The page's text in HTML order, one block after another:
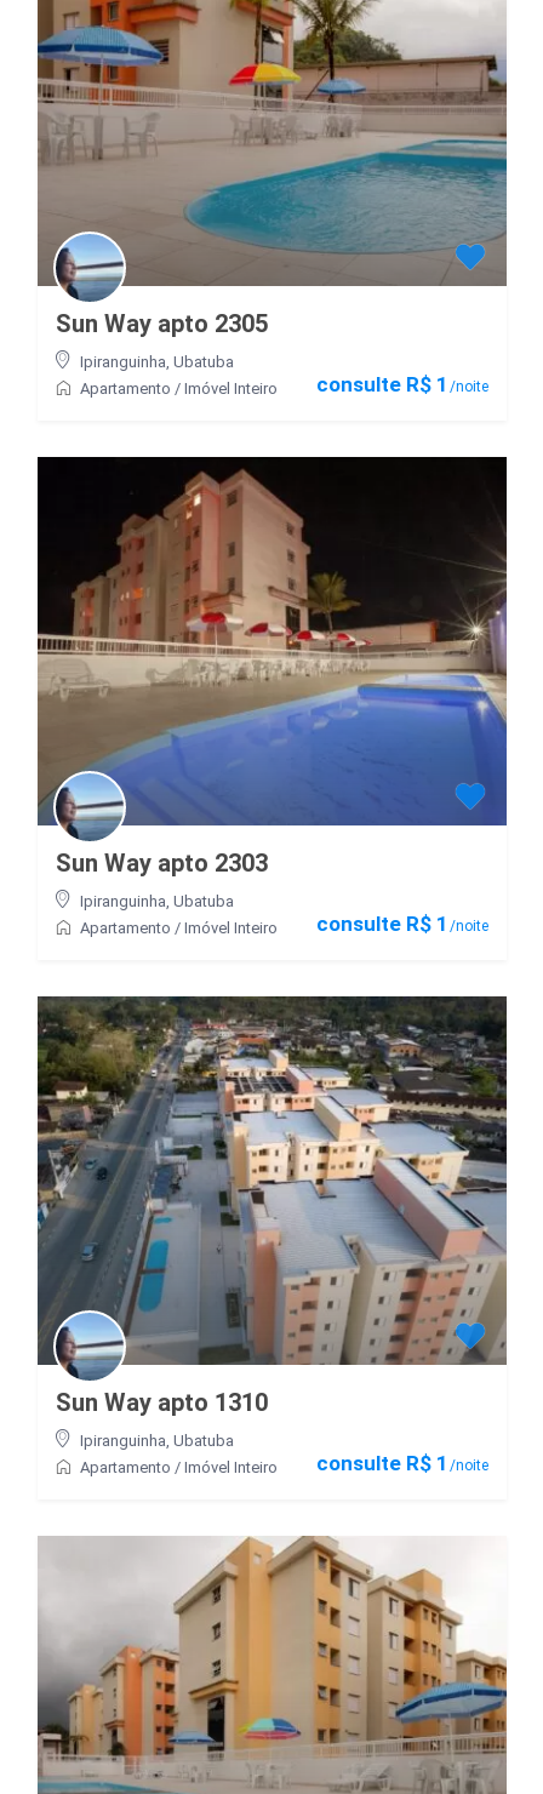
consulte R$ 1 /noite
Sun Way apto 2305
Ipiranguinha Ubatuba
Apartamento / Imóvel Inteiro
consulte R$ 1 /noite
Sun Way apto 2303
Ipiranguinha Ubatuba
Apartamento / Imóvel Inteiro
consulte R$ 1 /noite
Sun Way apto 1310
Ipiranguinha Ubatuba
Apartamento / Imóvel Inteiro